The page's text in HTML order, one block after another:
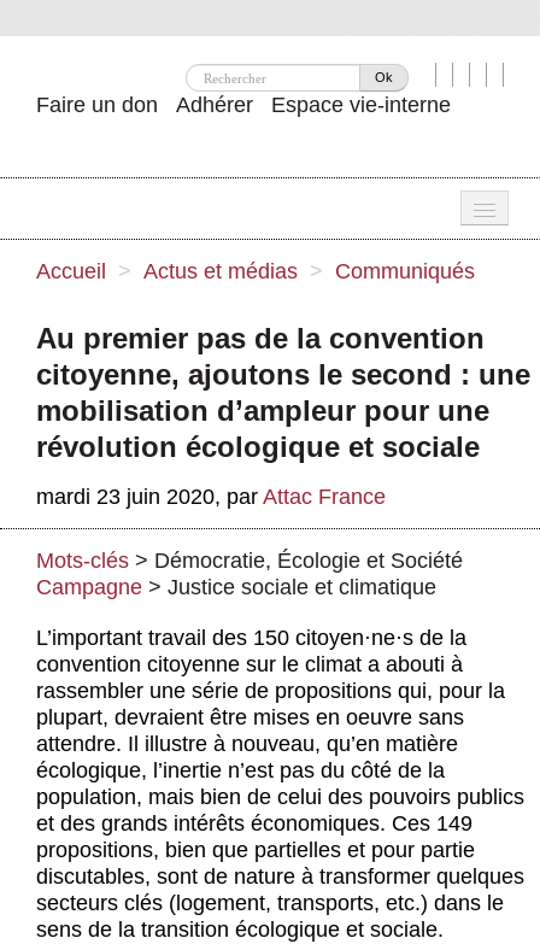
Ok
Faire un don Adhérer Espace vie-interne
Nos idées
Se mobiliser
Publications
Agenda
Actus et médias
Boutique
Accueil > Actus et médias > Communiqués
Au premier pas de la convention
citoyenne, ajoutons le second : une
mobilisation d’ampleur pour une
révolution écologique et sociale
mardi 23 juin 2020, par Attac France
Mots-clés > Démocratie, Écologie et Société
Campagne > Justice sociale et climatique
L’important travail des 150 citoyen·ne·s de la
convention citoyenne sur le climat a abouti à
rassembler une série de propositions qui, pour la
plupart, devraient être mises en oeuvre sans
attendre. Il illustre à nouveau, qu’en matière
écologique, l’inertie n’est pas du côté de la
population, mais bien de celui des pouvoirs publics
et des grands intérêts économiques. Ces 149
propositions, bien que partielles et pour partie
discutables, sont de nature à transformer quelques
secteurs clés (logement, transports, etc.) dans le
sens de la transition écologique et sociale.